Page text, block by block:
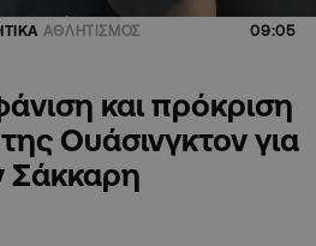
ΑΘΛΗΤΙΣΜΟΣ 09:05
και πρόκριση
Ουάσινγκτον για
Σάκκαρη